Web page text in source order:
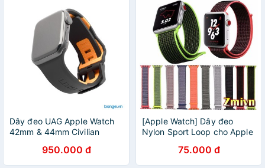
Dây đeo UAG Apple Watch
42mm & 44mm Civilian
950.000 đ
[Apple Watch] Dây đeo
Nylon Sport Loop cho Apple
75.000 đ